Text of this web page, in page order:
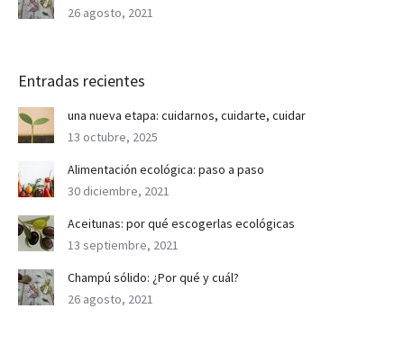
26 agosto, 2021
Entradas recientes
una nueva etapa: cuidarnos, cuidarte, cuidar
13 octubre, 2025
Alimentación ecológica: paso a paso
30 diciembre, 2021
Aceitunas: por qué escogerlas ecológicas
13 septiembre, 2021
Champú sólido: ¿Por qué y cuál?
26 agosto, 2021